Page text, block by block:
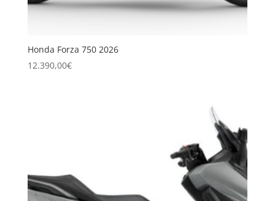
Honda Forza 750 2026
12.390,00€